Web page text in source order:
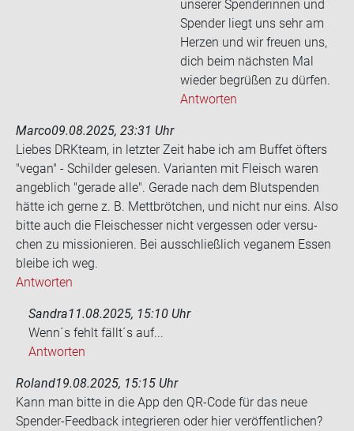
unserer Spenderinnen und
Spender liegt uns sehr am
Herzen und wir freuen uns,
dich beim nächsten Mal
wieder begrüßen zu dürfen.
Antworten
Marco09.08.2025, 23:31 Uhr
Lie­bes DRK­team, in letz­ter Zeit habe ich am Buf­fet öf­ters
"vegan" - Schil­der ge­le­sen. Va­ri­an­ten mit Fleisch waren
an­geb­lich "ge­ra­de alle". Ge­ra­de nach dem Blut­spen­den
hätte ich gerne z. B. Mett­bröt­chen, und nicht nur eins. Also
bitte auch die Fleisch­esser nicht ver­ges­sen oder ver­su­
chen zu mis­sio­nie­ren. Bei aus­schließ­lich ve­ga­nem Essen
blei­be ich weg.
Antworten
Sandra11.08.2025, 15:10 Uhr
Wenn´s fehlt fällt´s auf...
Antworten
Roland19.08.2025, 15:15 Uhr
Kann man bitte in die App den QR-​Code für das neue
Spender-​Feedback in­te­grie­ren oder hier ver­öf­fent­li­chen?